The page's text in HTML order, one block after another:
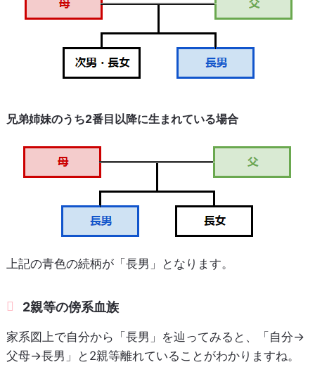
兄弟姉妹のうち2番目以降に生まれている場合
上記の青色の続柄が「長男」となります。
2親等の傍系血族
家系図上で自分から「長男」を辿ってみると、「自分→
父母→長男」と2親等離れていることがわかりますね。